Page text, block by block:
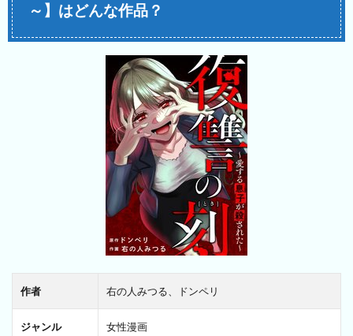
～】はどんな作品？
作者 右の人みつる、ドンペリ
ジャンル 女性漫画